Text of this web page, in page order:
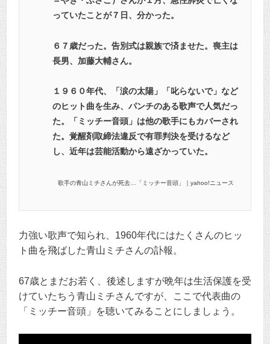
っていたことが７日、分かった。
６７歳だった。告別式は親族で済ませた。喪主は
長男、加藤大輔さん。
１９６０年代、「涙の太陽」「叱らないで」など
のヒット曲を生み、パンチのある歌声で人気だっ
た。「ミッチー音頭」は他の歌手にもカバーされ
た。覚醒剤取締法違反で有罪判決を受けるなど
し、近年は芸能活動から遠ざかっていた。
歌手の青山ミチさんが死去…「ミッチー音頭」｜yahoo!ニュース
力強い歌声で知られ、1960年代にはたくさんのヒッ
ト曲を飛ばした青山ミチさんの訃報。
67歳とまだお若く、後述しますが晩年は生活保護を受
けていたちう青山ミチさんですが、ここで代表曲の
「ミッチー音頭」を聴いてみることにしましょう。